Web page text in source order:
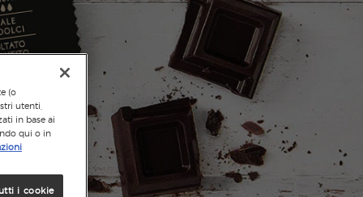
(o
utenti,
in base ai
qui o in
i cookie